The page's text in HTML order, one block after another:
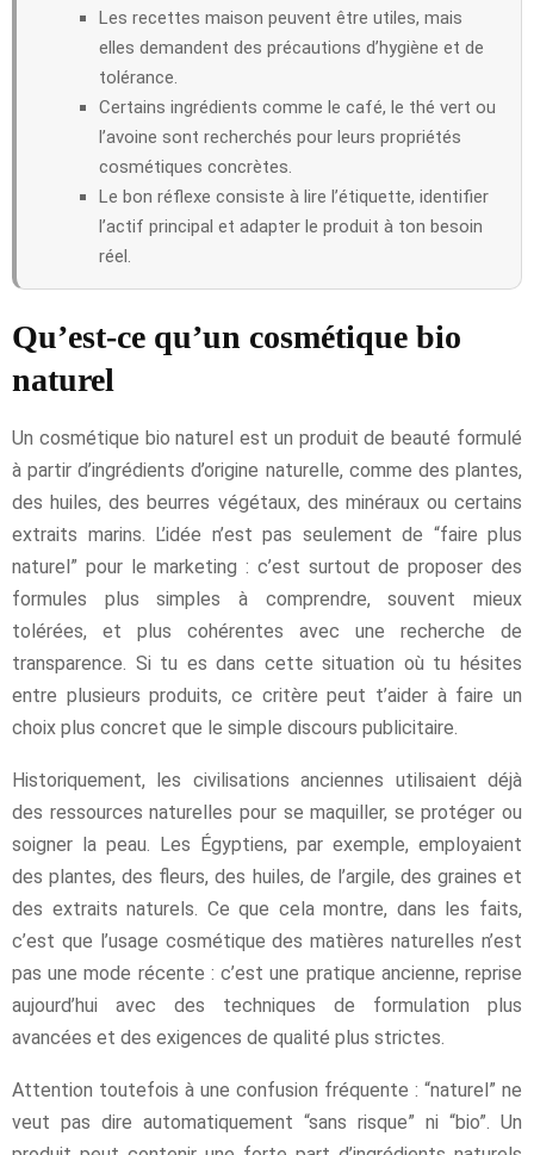
Les recettes maison peuvent être utiles, mais
elles demandent des précautions d’hygiène et de
tolérance.
Certains ingrédients comme le café, le thé vert ou
l’avoine sont recherchés pour leurs propriétés
cosmétiques concrètes.
Le bon réflexe consiste à lire l’étiquette, identifier
l’actif principal et adapter le produit à ton besoin
réel.
Qu’est-ce qu’un cosmétique bio
naturel
Un cosmétique bio naturel est un produit de beauté formulé
à partir d’ingrédients d’origine naturelle, comme des plantes,
des huiles, des beurres végétaux, des minéraux ou certains
extraits marins. L’idée n’est pas seulement de “faire plus
naturel” pour le marketing : c’est surtout de proposer des
formules plus simples à comprendre, souvent mieux
tolérées, et plus cohérentes avec une recherche de
transparence. Si tu es dans cette situation où tu hésites
entre plusieurs produits, ce critère peut t’aider à faire un
choix plus concret que le simple discours publicitaire.
Historiquement, les civilisations anciennes utilisaient déjà
des ressources naturelles pour se maquiller, se protéger ou
soigner la peau. Les Égyptiens, par exemple, employaient
des plantes, des fleurs, des huiles, de l’argile, des graines et
des extraits naturels. Ce que cela montre, dans les faits,
c’est que l’usage cosmétique des matières naturelles n’est
pas une mode récente : c’est une pratique ancienne, reprise
aujourd’hui avec des techniques de formulation plus
avancées et des exigences de qualité plus strictes.
Attention toutefois à une confusion fréquente : “naturel” ne
veut pas dire automatiquement “sans risque” ni “bio”. Un